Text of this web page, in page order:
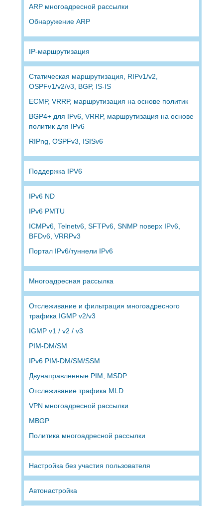
ARP многоадресной рассылки
Обнаружение ARP
IP-маршрутизация
Статическая маршрутизация, RIPv1/v2,
OSPFv1/v2/v3, BGP, IS-IS
ECMP, VRRP, маршрутизация на основе политик
BGP4+ для IPv6, VRRP, маршрутизация на основе
политик для IPv6
RIPng, OSPFv3, ISISv6
Поддержка IPV6
IPv6 ND
IPv6 PMTU
ICMPv6, Telnetv6, SFTPv6, SNMP поверх IPv6,
BFDv6, VRRPv3
Портал IPv6/туннели IPv6
Многоадресная рассылка
Отслеживание и фильтрация многоадресного
трафика IGMP v2/v3
IGMP v1 / v2 / v3
PIM-DM/SM
IPv6 PIM-DM/SM/SSM
Двунаправленные PIM, MSDP
Отслеживание трафика MLD
VPN многоадресной рассылки
MBGP
Политика многоадресной рассылки
Настройка без участия пользователя
Автонастройка